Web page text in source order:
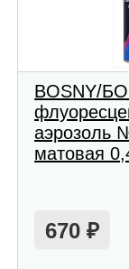
BOSNY/
аэрозоль
матовая
670₽